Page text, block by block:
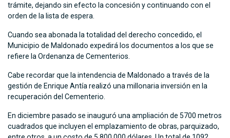
trámite, dejando sin efecto la concesión y continuando con el
orden de la lista de espera.
Cuando sea abonada la totalidad del derecho concedido, el
Municipio de Maldonado expedirá los documentos a los que se
refiere la Ordenanza de Cementerios.
Cabe recordar que la intendencia de Maldonado a través de la
gestión de Enrique Antía realizó una millonaria inversión en la
recuperación del Cementerio.
En diciembre pasado se inauguró una ampliación de 5700 metros
cuadrados que incluyen el emplazamiento de obras, parquizado,